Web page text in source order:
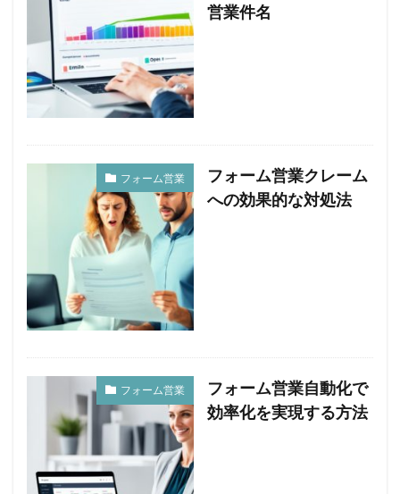
営業件名
フォーム営業
フォーム営業クレーム
への効果的な対処法
フォーム営業
フォーム営業自動化で
効率化を実現する方法